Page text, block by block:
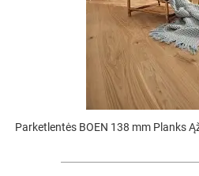
Parketlentės BOEN 138 mm Planks